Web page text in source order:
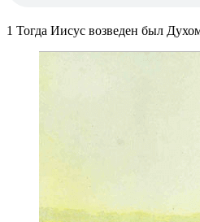
1 Тогда Иисус возведен был